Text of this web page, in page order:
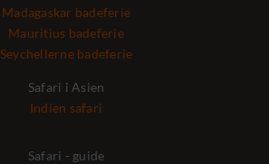
Madagaskar badeferie
Mauritius badeferie
Seychellerne badeferie
Safari i Asien
Indien safari
Safari - guide